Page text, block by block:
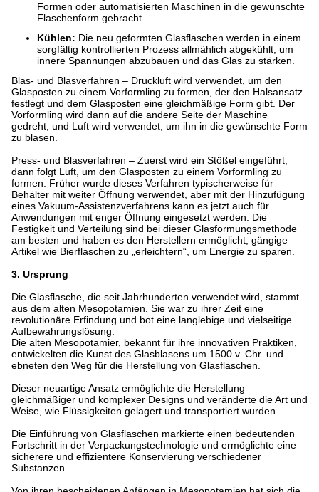
Formen oder automatisierten Maschinen in die gewünschte
Flaschenform gebracht.
Kühlen: Die neu geformten Glasflaschen werden in einem
sorgfältig kontrollierten Prozess allmählich abgekühlt, um
innere Spannungen abzubauen und das Glas zu stärken.
Blas- und Blasverfahren – Druckluft wird verwendet, um den
Glasposten zu einem Vorformling zu formen, der den Halsansatz
festlegt und dem Glasposten eine gleichmäßige Form gibt. Der
Vorformling wird dann auf die andere Seite der Maschine
gedreht, und Luft wird verwendet, um ihn in die gewünschte Form
zu blasen.
Press- und Blasverfahren – Zuerst wird ein Stößel eingeführt,
dann folgt Luft, um den Glasposten zu einem Vorformling zu
formen. Früher wurde dieses Verfahren typischerweise für
Behälter mit weiter Öffnung verwendet, aber mit der Hinzufügung
eines Vakuum-Assistenzverfahrens kann es jetzt auch für
Anwendungen mit enger Öffnung eingesetzt werden. Die
Festigkeit und Verteilung sind bei dieser Glasformungsmethode
am besten und haben es den Herstellern ermöglicht, gängige
Artikel wie Bierflaschen zu „erleichtern“, um Energie zu sparen.
3. Ursprung
Die Glasflasche, die seit Jahrhunderten verwendet wird, stammt
aus dem alten Mesopotamien. Sie war zu ihrer Zeit eine
revolutionäre Erfindung und bot eine langlebige und vielseitige
Aufbewahrungslösung.
Die alten Mesopotamier, bekannt für ihre innovativen Praktiken,
entwickelten die Kunst des Glasblasens um 1500 v. Chr. und
ebneten den Weg für die Herstellung von Glasflaschen.
Dieser neuartige Ansatz ermöglichte die Herstellung
gleichmäßiger und komplexer Designs und veränderte die Art und
Weise, wie Flüssigkeiten gelagert und transportiert wurden.
Die Einführung von Glasflaschen markierte einen bedeutenden
Fortschritt in der Verpackungstechnologie und ermöglichte eine
sicherere und effizientere Konservierung verschiedener
Substanzen.